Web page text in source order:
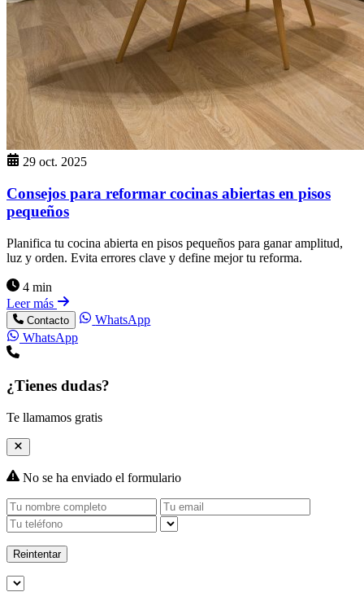
29 oct. 2025
Consejos para reformar cocinas abiertas en pisos
pequeños
Planifica tu cocina abierta en pisos pequeños para ganar amplitud,
luz y orden. Evita errores clave y define mejor tu reforma.
4 min
Leer más
Contacto
WhatsApp
WhatsApp
¿Tienes dudas?
Te llamamos gratis
No se ha enviado el formulario
Reintentar